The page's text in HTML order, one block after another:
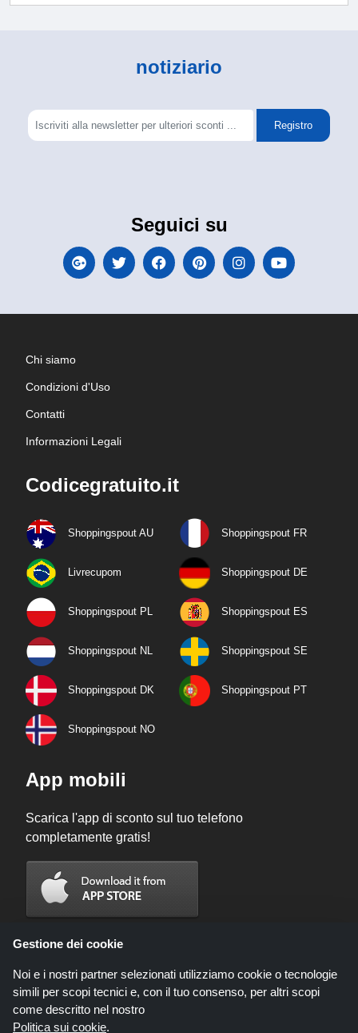
notiziario
Registro
Seguici su
Chi siamo
Condizioni d'Uso
Contatti
Informazioni Legali
Codicegratuito.it
Shoppingspout AU Shoppingspout FR
Livrecupom Shoppingspout DE
Shoppingspout PL Shoppingspout ES
Shoppingspout NL Shoppingspout SE
Shoppingspout DK Shoppingspout PT
Shoppingspout NO
App mobili
Scarica l'app di sconto sul tuo telefono
completamente gratis!
Gestione dei cookie
Noi e i nostri partner selezionati utilizziamo cookie o tecnologie
simili per scopi tecnici e, con il tuo consenso, per altri scopi
come descritto nel nostro
Politica sui cookie.